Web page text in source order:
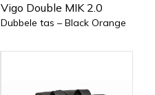
Vigo Double MIK 2.0
Dubbele tas – Black Orange